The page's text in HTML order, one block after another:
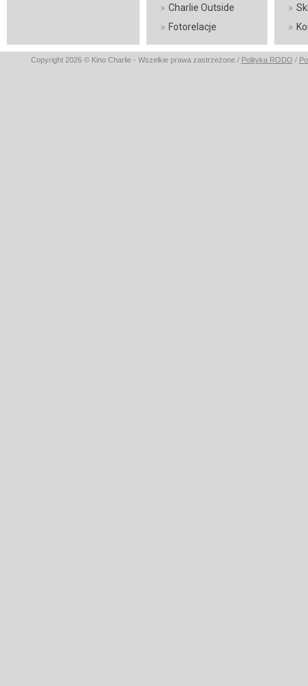
» Charlie Outside
» Fotorelacje
»
»
Copyright 2026 © Kino Charlie - Wszelkie prawa zastrzeżone / Polityka RODO /